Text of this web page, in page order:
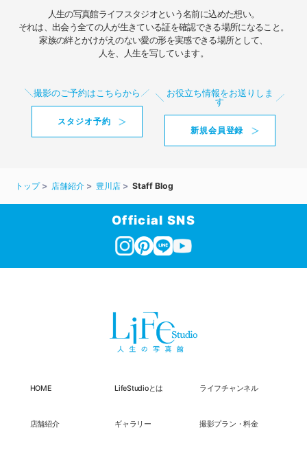
人生の写真館ライフスタジオという名前に込めた想い。
それは、出会う全ての人が生きている証を確認できる場所になること。
家族の絆とかけがえのない愛の形を実感できる場所として、
人を、人生を写しています。
撮影のご予約はこちらから
スタジオ予約
お役立ち情報をお送りしま
す
新規会員登録
トップ 店舗紹介 豊川店 Staff Blog
Official SNS
HOME LifeStudioとは ライフチャンネル
店舗紹介 ギャラリー 撮影プラン・料金